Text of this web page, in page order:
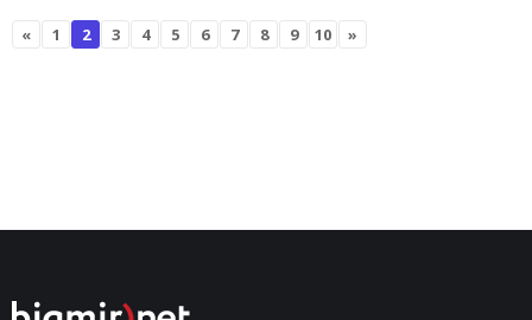
« 1 2 3 4 5 6 7 8 9 10 »